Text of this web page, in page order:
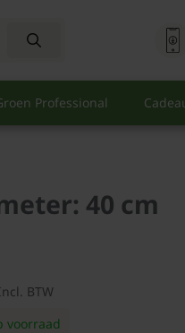
Professional
40 cm
BTW
voorraad